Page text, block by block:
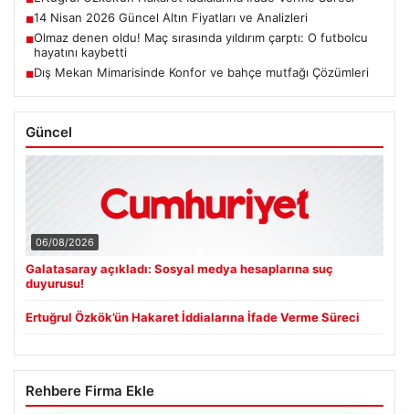
■14 Nisan 2026 Güncel Altın Fiyatları ve Analizleri
■Olmaz denen oldu! Maç sırasında yıldırım çarptı: O futbolcu
hayatını kaybetti
■Dış Mekan Mimarisinde Konfor ve bahçe mutfağı Çözümleri
Güncel
06/08/2026
Galatasaray açıkladı: Sosyal medya hesaplarına suç
duyurusu!
Ertuğrul Özkök’ün Hakaret İddialarına İfade Verme Süreci
Rehbere Firma Ekle